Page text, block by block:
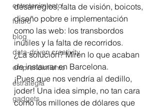
entretenimiento
futuro
blog
data-driven creativity
emprendimiento
estrategia
gadgets
desarreglos, falta de visión, boicots,
diseño pobre e implementación
como las web: los transbordos
inútiles y la falta de recorridos.
¿La solución? Miren lo que acaban
de instaurar en Barcelona.
¡Pues que nos vendría al dedillo,
joder! Una idea simple, no tan cara
como los millones de dólares que